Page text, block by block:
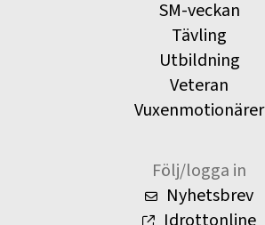
SM-veckan
Tävling
Utbildning
Veteran
Vuxenmotionärer
Följ/logga in
Nyhetsbrev